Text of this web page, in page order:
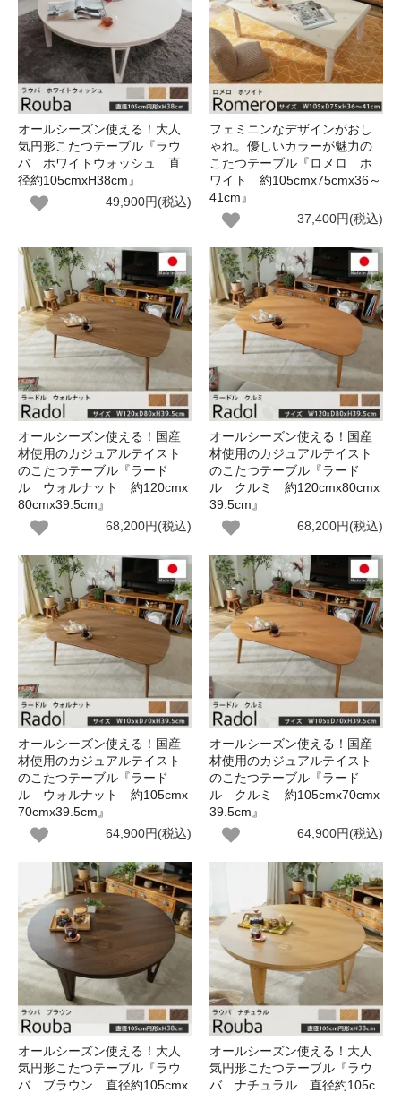
オールシーズン使える！大人
気円形こたつテーブル『ラウ
バ ホワイトウォッシュ 直
径約105cmxH38cm』
49,900円(税込)
フェミニンなデザインがおし
ゃれ。優しいカラーが魅力の
こたつテーブル『ロメロ ホ
ワイト 約105cmx75cmx36～
41cm』
37,400円(税込)
オールシーズン使える！国産
材使用のカジュアルテイスト
のこたつテーブル『ラード
ル ウォルナット 約120cmx
80cmx39.5cm』
68,200円(税込)
オールシーズン使える！国産
材使用のカジュアルテイスト
のこたつテーブル『ラード
ル クルミ 約120cmx80cmx
39.5cm』
68,200円(税込)
オールシーズン使える！国産
材使用のカジュアルテイスト
のこたつテーブル『ラード
ル ウォルナット 約105cmx
70cmx39.5cm』
64,900円(税込)
オールシーズン使える！国産
材使用のカジュアルテイスト
のこたつテーブル『ラード
ル クルミ 約105cmx70cmx
39.5cm』
64,900円(税込)
オールシーズン使える！大人
気円形こたつテーブル『ラウ
バ ブラウン 直径約105cmx
オールシーズン使える！大人
気円形こたつテーブル『ラウ
バ ナチュラル 直径約105c